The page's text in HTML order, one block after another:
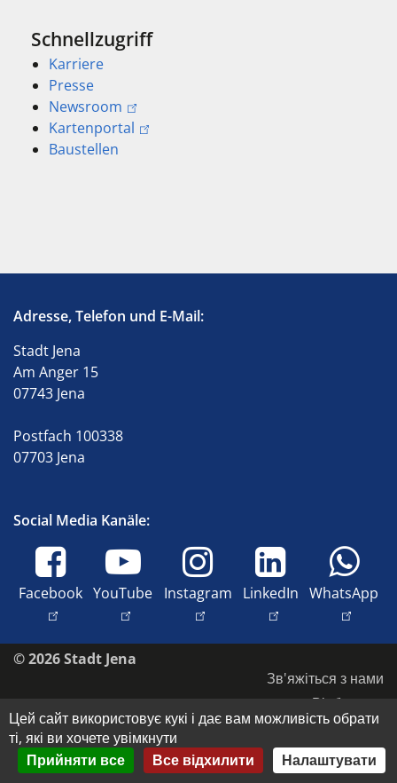
Schnellzugriff
Karriere
Presse
Newsroom
Kartenportal
Baustellen
Adresse, Telefon und E-Mail:
Stadt Jena
Am Anger 15
07743 Jena
Postfach 100338
07703 Jena
Social Media Kanäle:
Facebook YouTube Instagram LinkedIn WhatsApp
© 2026 Stadt Jena
Зв'яжіться з нами
Відбиток
Доступність
Захист даних
Авторські права та права на зображення
Цей сайт використовує кукі і дає вам можливість обрати
ті, які ви хочете увімкнути
Прийняти все
Все відхилити Налаштувати